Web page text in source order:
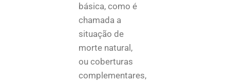
básica, como é
chamada a
situação de
morte natural,
ou coberturas
complementares,